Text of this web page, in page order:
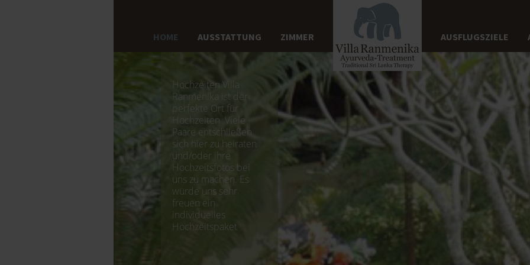
HOME AUSSTATTUNG ZIMMER AUSFLUGSZIELE
Hochzeiten Villa
Ranmenika ist der
perfekte Ort für
Hochzeiten. Viele
Paare entschließen
sich hier zu heiraten
und/oder ihre
Hochzeitsfotos bei
uns zu machen. Es
würde uns sehr
freuen ein
individuelles
Hochzeitspaket